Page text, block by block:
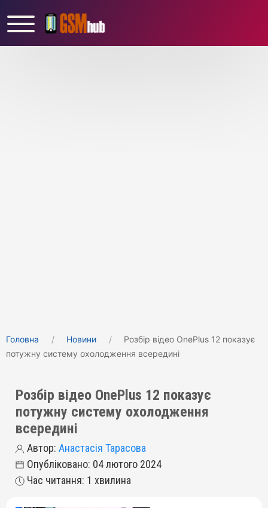
Головна Новини
Розбір відео OnePlus 12 показує
потужну систему охолодження всередині
Розбір відео OnePlus 12 показує
потужну систему охолодження
всередині
Автор: Анастасія Тарасова
Опубліковано: 04 лютого 2024
Час читання: 1 хвилина